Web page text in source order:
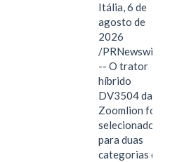
Itália, 6 de
agosto de
2026
/PRNewswire/
-- O trator
híbrido
DV3504 da
Zoomlion foi
selecionado
para duas
categorias do